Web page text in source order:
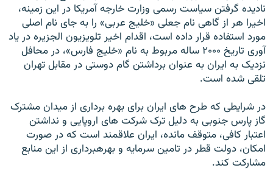
ناديده گرفتن سياست رسمی وزارت خارجه آمريکا در اين زمينه،
اخيرا هر از گاهی نام جعلی «خليج عربی» را به جای نام اصلی
مورد استفاده قرار داده است، اقدام اخير تلويزيون الجزيره در ياد
آوری تاريخ ۲۰۰۰ ساله مربوط به نام «خليج فارس»، در محافل
نزديک به ايران به عنوان برداشتن گام دوستی در مقابل تهران
تلقی شده است.
در شرايطی که طرح های ايران برای بهره برداری از ميدان مشترک
گاز پارس جنوبی به دليل ترک شرکت های اروپايی و نداشتن
اعتبار کافی، متوقف مانده، ايران علاقمند است که در صورت
امکان، دولت قطر در تامين سرمايه و بهرهبرداری از اين منابع
مشارکت کند.